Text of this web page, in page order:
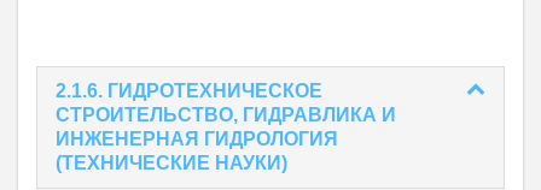
2.1.6. ГИДРОТЕХНИЧЕСКОЕ
СТРОИТЕЛЬСТВО, ГИДРАВЛИКА И
ИНЖЕНЕРНАЯ ГИДРОЛОГИЯ
(ТЕХНИЧЕСКИЕ НАУКИ)